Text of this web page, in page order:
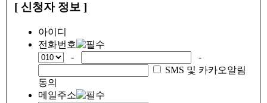
[ 신청자 정보 ]
아이디
전화번호
-
-
SMS 및 카카오알림
동의
메일주소